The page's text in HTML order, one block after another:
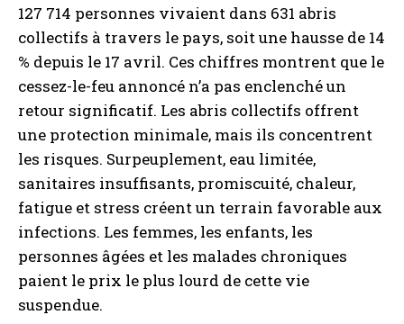
127 714 personnes vivaient dans 631 abris
collectifs à travers le pays, soit une hausse de 14
% depuis le 17 avril. Ces chiffres montrent que le
cessez-le-feu annoncé n’a pas enclenché un
retour significatif. Les abris collectifs offrent
une protection minimale, mais ils concentrent
les risques. Surpeuplement, eau limitée,
sanitaires insuffisants, promiscuité, chaleur,
fatigue et stress créent un terrain favorable aux
infections. Les femmes, les enfants, les
personnes âgées et les malades chroniques
paient le prix le plus lourd de cette vie
suspendue.